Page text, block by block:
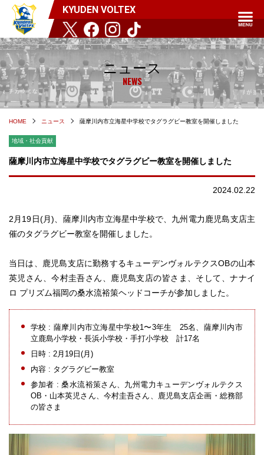
KYUDEN VOLTEX
ニュース
NEWS
HOME ニュース 薩摩川内市立海星中学校でタグラグビー教室を開催しました
地域・社会貢献
薩摩川内市立海星中学校でタグラグビー教室を開催しました
2024.02.22
2月19日(月)、薩摩川内市立海星中学校で、九州電力鹿児島支店主
催のタグラグビー教室を開催しました。
当日は、鹿児島支店に勤務するキューデンヴォルテクスOBの山本
英児さん、今村圭吾さん、鹿児島支店の皆さま、そして、ナナイ
ロ プリズム福岡の桑水流裕策ヘッドコーチが参加しました。
学校 : 薩摩川内市立海星中学校1〜3年生 25名、薩摩川内市
立鹿島小学校・長浜小学校・手打小学校 計17名
日時 : 2月19日(月)
内容 : タグラグビー教室
参加者 : 桑水流裕策さん、九州電力キューデンヴォルテクス
OB・山本英児さん、今村圭吾さん、鹿児島支店企画・総務部
の皆さま